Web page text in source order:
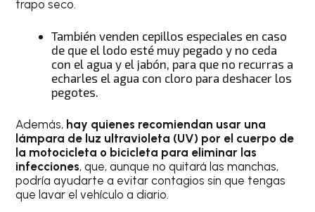
trapo seco.
También venden cepillos especiales en caso
de que el lodo esté muy pegado y no ceda
con el agua y el jabón, para que no recurras a
echarles el agua con cloro para deshacer los
pegotes.
Además, hay quienes recomiendan usar una
lámpara de luz ultravioleta (UV) por el cuerpo de
la motocicleta o bicicleta para eliminar las
infecciones, que, aunque no quitará las manchas,
podría ayudarte a evitar contagios sin que tengas
que lavar el vehículo a diario.